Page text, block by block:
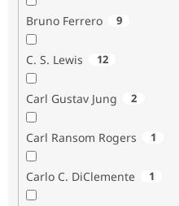
Bruno Ferrero 9
C. S. Lewis 12
Carl Gustav Jung 2
Carl Ransom Rogers 1
Carlo C. DiClemente 1